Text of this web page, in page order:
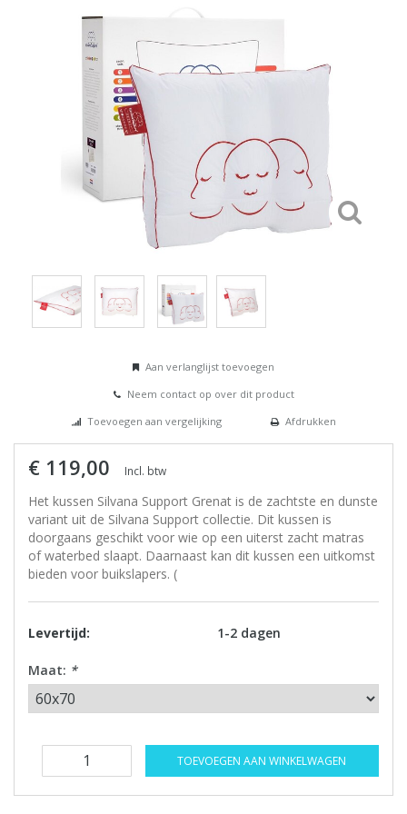
Aan verlanglijst toevoegen
Neem contact op over dit product
Toevoegen aan vergelijking
Afdrukken
€ 119,00 Incl. btw
Het kussen Silvana Support Grenat is de zachtste en dunste
variant uit de Silvana Support collectie. Dit kussen is
doorgaans geschikt voor wie op een uiterst zacht matras
of waterbed slaapt. Daarnaast kan dit kussen een uitkomst
bieden voor buikslapers. (
Levertijd: 1-2 dagen
Maat: *
TOEVOEGEN AAN WINKELWAGEN